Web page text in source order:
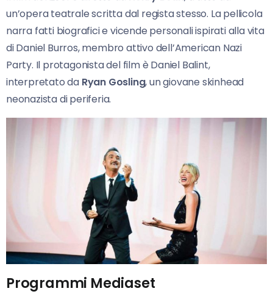
un’opera teatrale scritta dal regista stesso. La pellicola
narra fatti biografici e vicende personali ispirati alla vita
di Daniel Burros, membro attivo dell’American Nazi
Party. Il protagonista del film è Daniel Balint,
interpretato da Ryan Gosling, un giovane skinhead
neonazista di periferia.
Programmi Mediaset